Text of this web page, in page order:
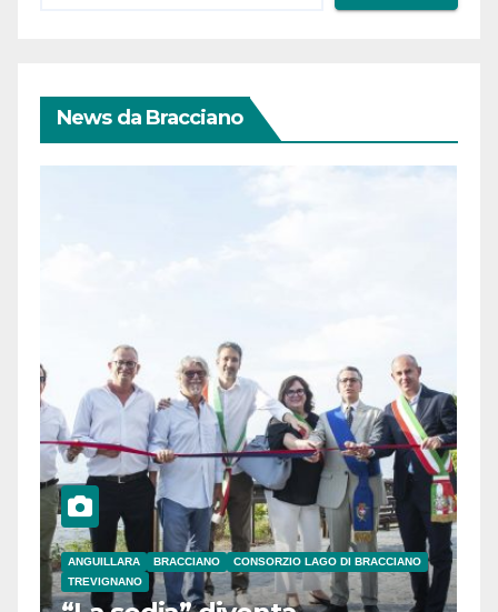
News da Bracciano
ANGUILLARA BRACCIANO
CONSORZIO LAGO DI BRACCIANO
TREVIGNANO